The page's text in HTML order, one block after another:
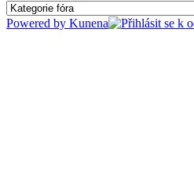
Powered by Kunena